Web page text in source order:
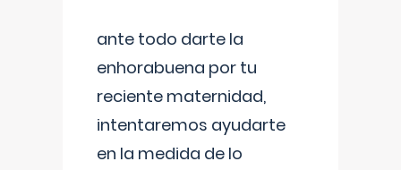
ante todo darte la
enhorabuena por tu
reciente maternidad,
intentaremos ayudarte
en la medida de lo